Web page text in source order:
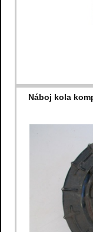
Náboj kola